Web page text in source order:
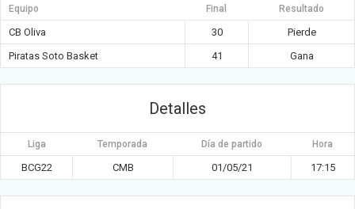
Equipo Final Resultado
CB Oliva 30
Pierde
Piratas Soto Basket
41 Gana
Detalles
Liga Temporada Día de partido Hora
BCG22 CMB 01/05/21 17:15